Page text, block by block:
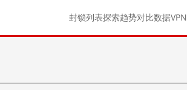
封锁列表探索趋势对比数据VPN